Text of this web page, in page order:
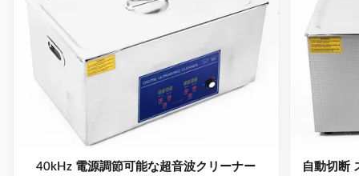
40kHz 電源調節可能な超音波クリーナー
自動切断